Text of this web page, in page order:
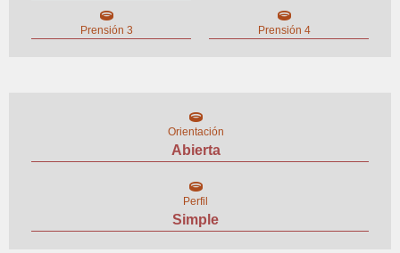
Prensión 3 Prensión 4
Orientación
Abierta
Perfil
Simple